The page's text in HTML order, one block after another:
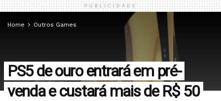
PUBLICIDADE
Home Outros Games
PS5 de ouro entrará em pré-
venda e custará mais de R$ 50